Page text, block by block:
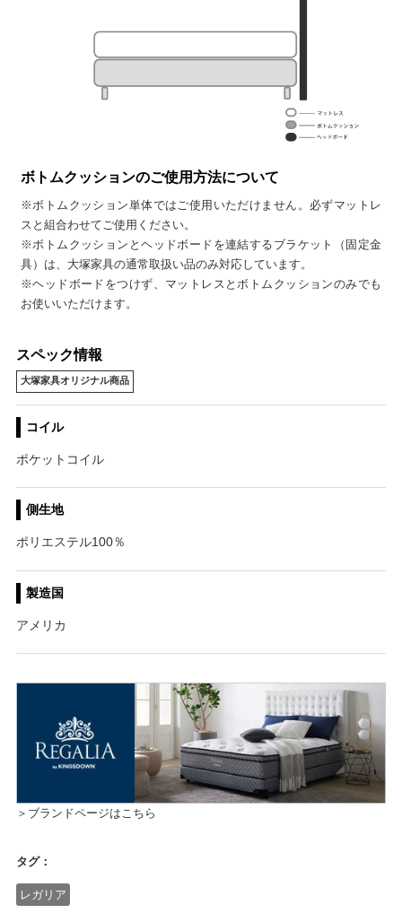
ボトムクッションのご使用方法について
※ボトムクッション単体ではご使用いただけません。必ずマットレ
スと組合わせてご使用ください。
※ボトムクッションとヘッドボードを連結するブラケット（固定金
具）は、大塚家具の通常取扱い品のみ対応しています。
※ヘッドボードをつけず、マットレスとボトムクッションのみでも
お使いいただけます。
スペック情報
大塚家具オリジナル商品
コイル
ポケットコイル
側生地
ポリエステル100％
製造国
アメリカ
＞ブランドページはこちら
タグ：
レガリア